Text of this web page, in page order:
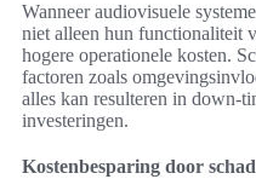
Wanneer audiovisuele
niet alleen hun functionaliteit
hogere operationele kosten.
factoren zoals
alles kan resulteren in down-
investeringen.
Kostenbesparing door